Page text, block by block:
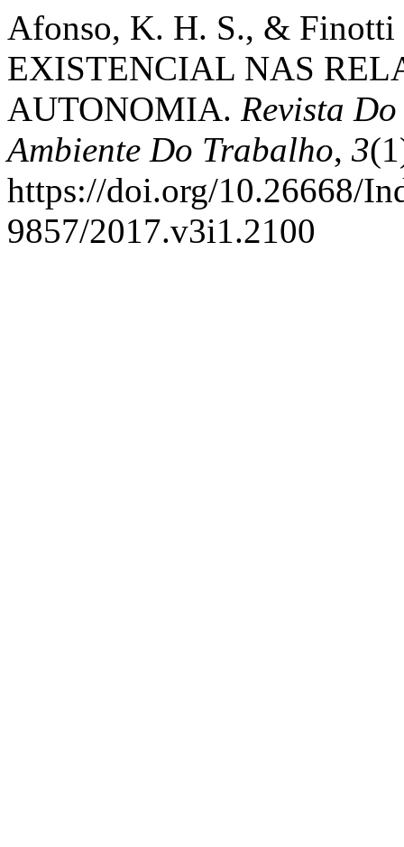
Afonso, K. H. S., &
EXISTENCIAL NAS
AUTONOMIA. Revista
Ambiente Do Trabalho, 3
https://doi.org/10.26668/
9857/2017.v3i1.2100